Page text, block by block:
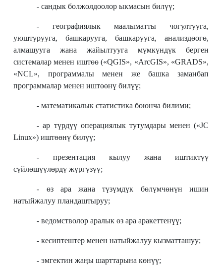
- сандык болжолдоолор ыкмасын билүү;
- географиялык маалыматты чогултууга,
уюштурууга, башкарууга, башкарууга, анализдөогө,
алмашууга жана жайылтууга мүмкүндүк берген
системалар менен иштөө («QGIS», «ArcGIS», «GRADS»,
«NCL», программалы менен же башка заманбап
программалар менен иштөөнү билүү;
- математикалык статистика боюнча билими;
- ар түрдүү операциялык тутумдары менен («JC
Linux») иштөөнү билүү;
- презентация кылуу жана иштиктүү
сүйлөшүүлөрдү жүргүзүү;
- өз ара жана түзүмдүк бөлүмчөнүн ишин
натыйжалуу пландаштыруу;
- ведомстволор аралык өз ара аракеттенүү;
- кесиптештер менен натыйжалуу кызматташуу;
- эмгектин жаӊы шарттарына көнүү;